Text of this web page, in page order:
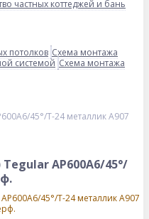
частных коттеджей и бань
потолков Схема монтажа
системой Схема монтажа
45°/Т-24 металлик А907
AP600A6/45°/